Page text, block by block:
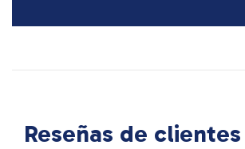
Reseñas de